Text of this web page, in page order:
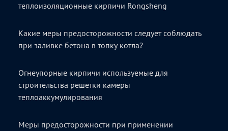
теплоизоляционные кирпичи Rongsheng
Какие меры предосторожности следует соблюдать
при заливке бетона в топку котла?
Огнеупорные кирпичи используемые для
строительства решетки камеры
теплоаккумулирования
Меры предосторожности при применении